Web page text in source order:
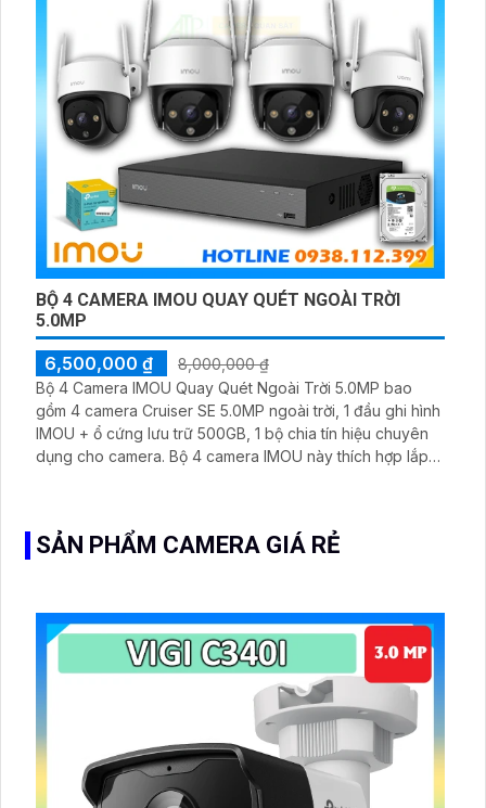
BỘ 4 CAMERA IMOU QUAY QUÉT NGOÀI TRỜI
5.0MP
6,500,000 ₫
8,000,000 ₫
Bộ 4 Camera IMOU Quay Quét Ngoài Trời 5.0MP bao
gồm 4 camera Cruiser SE 5.0MP ngoài trời, 1 đầu ghi hình
IMOU + ổ cứng lưu trữ 500GB, 1 bộ chia tín hiệu chuyên
dụng cho camera. Bộ 4 camera IMOU này thích hợp lắp
SẢN PHẨM CAMERA GIÁ RẺ